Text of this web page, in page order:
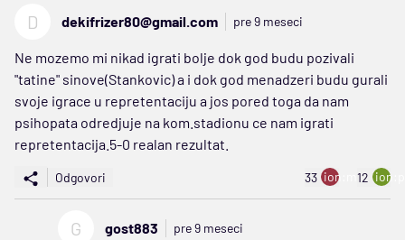
D dekifrizer80@gmail.com pre 9 meseci
Ne mozemo mi nikad igrati bolje dok god budu pozivali
"tatine" sinove(Stankovic) a i dok god menadzeri budu gurali
svoje igrace u repretentaciju a jos pored toga da nam
psihopata odredjuje na kom.stadionu ce nam igrati
repretentacija.5-0 realan rezultat.
Odgovori 33 ion:minus
12
G gost883 pre 9 meseci